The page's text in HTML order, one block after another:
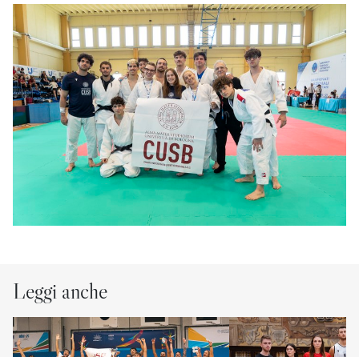
Leggi anche